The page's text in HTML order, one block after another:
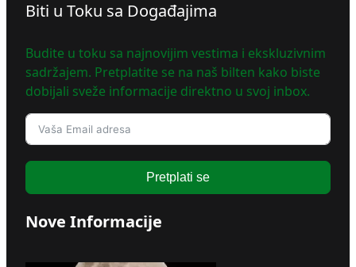
Biti u Toku sa Događajima
Budite u toku sa najnovijim vestima i ekskluzivnim
sadržajem. Pretplatite se na naš bilten kako biste
dobijali sveže informacije direktno u svoj inbox.
Pretplati se
Nove Informacije